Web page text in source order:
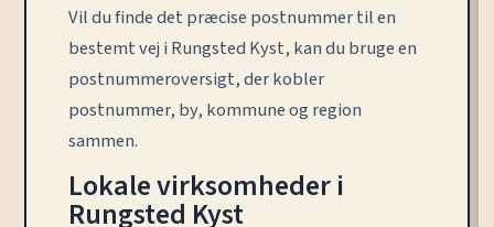
Vil du finde det præcise postnummer til en
bestemt vej i Rungsted Kyst, kan du bruge en
postnummeroversigt, der kobler
postnummer, by, kommune og region
sammen.
Lokale virksomheder i
Rungsted Kyst